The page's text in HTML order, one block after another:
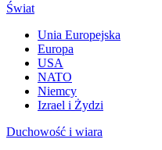
Świat
Unia Europejska
Europa
USA
NATO
Niemcy
Izrael i Żydzi
Duchowość i wiara